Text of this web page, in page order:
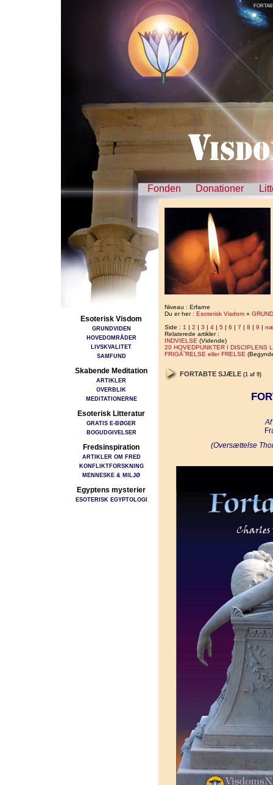
Fonden Donationer
Esoterisk Visdom
GRUNDVIDEN
HOVEDOMRÅDER
LIVSKVALITET
SAMFUND
Skabende Meditation
ARTIKLER
OVERBLIK
MEDITATIONERNE
Esoterisk Litteratur
GRATIS E-BØGER
BOGUDGIVELSER
Fredsinspiration
ARTIKLER OM FRED
KONFLIKTFORSKNING
MENNESKE & MILJØ
Egyptens mysterier
ESOTERISK EGYPTOLOGI
Niveau : Erfarne
Du er her : Esoterisk Visdom »
Side : 1 | 2 | 3 | 4 | 5 | 6 | 7 | 8 | 9 |
Relaterede artikler :
INDVIELSE (Vidende)
20 HOVEDPUNKTER I DISCIPLENS
FRIGÃ˜RELSE eller FRELSE
FORTABTE SJÆLE (1 af 9)
Af
(Oversættelse